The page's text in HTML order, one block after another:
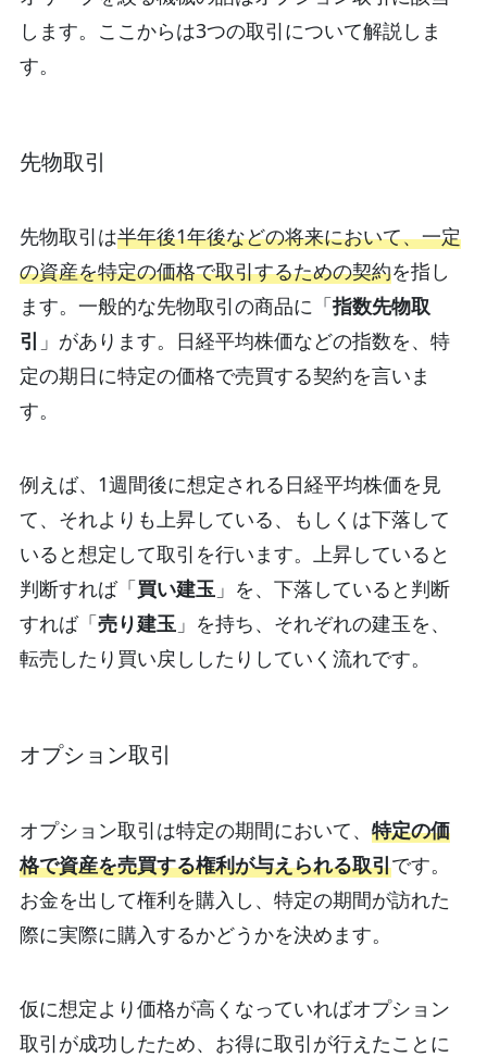
します。ここからは3つの取引について解説しま
す。
先物取引
先物取引は半年後1年後などの将来において、一定
の資産を特定の価格で取引するための契約を指し
ます。一般的な先物取引の商品に「指数先物取
引 」があります。日経平均株価などの指数を、特
定の期日に特定の価格で売買する契約を言いま
す。
例えば、1週間後に想定される日経平均株価を見
て、それよりも上昇している、もしくは下落して
いると想定して取引を行います。上昇していると
判断すれば「買い建玉」を、下落していると判断
すれば「売り建玉」を持ち、それぞれの建玉を、
転売したり買い戻ししたりしていく流れです。
オプション取引
オプション取引は特定の期間において、 特定の価
格で資産を売買する権利が与えられる取引です。
お金を出して権利を購入し、特定の期間が訪れた
際に実際に購入するかどうかを決めます。
仮に想定より価格が高くなっていればオプション
取引が成功したため、お得に取引が行えたことに